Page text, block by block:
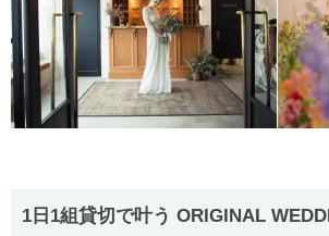
1日1組貸切で叶う ORIGINAL